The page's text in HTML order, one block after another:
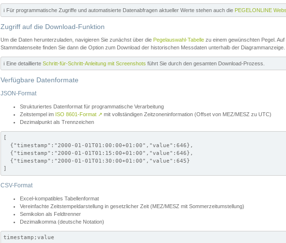
ℹ️ Für programmatische Zugriffe und automatisierte Datenabfragen aktueller Werte stehen auch die PEGELONLINE
Zugriff auf die Download-Funktion
Um die Daten herunterzuladen, navigieren Sie zunächst über die Pegelauswahl-Tabelle zu einem gewünschten Pegel. Auf
Stammdatenseite finden Sie dann die Option zum Download der historischen Messdaten unterhalb der Diagrammanzeige.
ℹ️ Eine detaillierte Schritt-für-Schritt-Anleitung mit Screenshots führt Sie durch den gesamten Download-Prozess.
Verfügbare Datenformate
JSON-Format
Strukturiertes Datenformat für programmatische Verarbeitung
Zeitstempel im ISO 8601-Format ↗ mit vollständigen Zeitzoneninformation (Offset von MEZ/MESZ zu UTC)
Dezimalpunkt als Trennzeichen
[
  {"timestamp":"2000-01-01T01:00:00+01:00","value":646},
  {"timestamp":"2000-01-01T01:15:00+01:00","value":646},
  {"timestamp":"2000-01-01T01:30:00+01:00","value":645}
]
CSV-Format
Excel-kompatibles Tabellenformat
Vereinfachte Zeitstempeldarstellung in gesetzlicher Zeit (MEZ/MESZ mit Sommerzeitumstellung)
Semikolon als Feldtrenner
Dezimalkomma (deutsche Notation)
timestamp;value